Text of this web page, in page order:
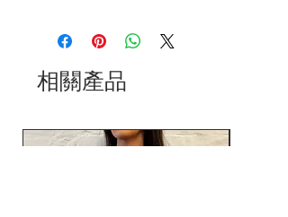
相關產品